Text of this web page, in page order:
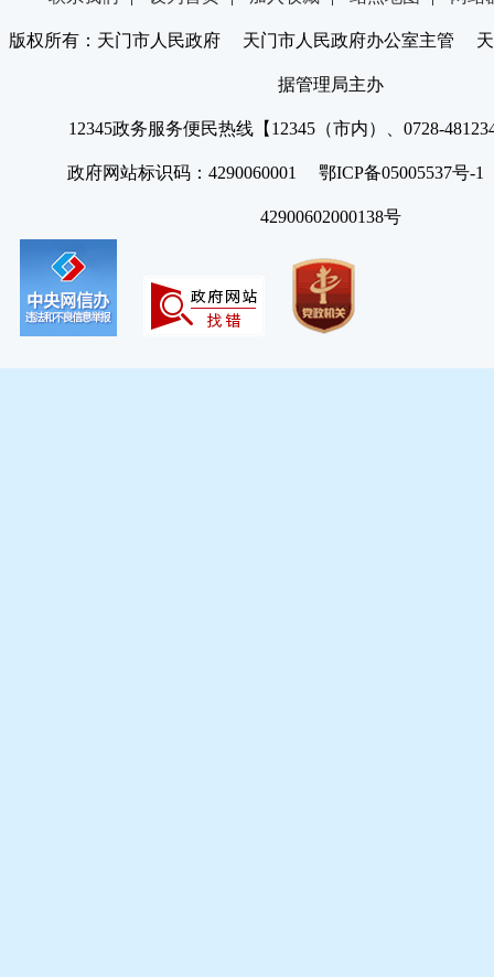
版权所有：天门市人民政府 天门市人民政府办公室主管 天
据管理局主办
12345政务服务便民热线【12345（市内）、0728-
政府网站标识码：4290060001 鄂ICP备05005537号
42900602000138号